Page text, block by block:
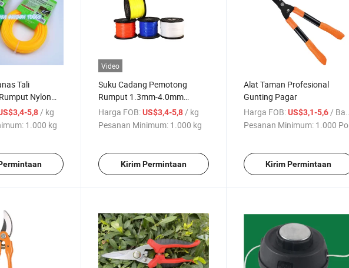
Tali
Nylon
5,8/ kg
1.000 kg
Video
Suku Cadang Pemotong
Rumput 1.3mm-4.0mm
Kualitas Premium Benang
Pemangkas Bulat untuk
Harga FOB: US$3,4-5,8/ kg
Pesanan Minimum: 1.000 kg
Kirim Permintaan
Alat Taman Profesional
Gunting Pagar
Harga FOB: US$3,1-5,6/ Bagian
Pesanan Minimum: 1.000 Potong
Kirim Permintaan